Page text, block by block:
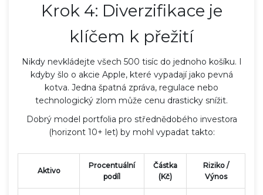
Krok 4: Diverzifikace je
klíčem k přežití
Nikdy nevkládejte všech 500 tisíc do jednoho košíku. I
kdyby šlo o akcie Apple, které vypadají jako pevná
kotva. Jedna špatná zpráva, regulace nebo
technologický zlom může cenu drasticky snížit.
Dobrý model portfolia pro střednědobého investora
(horizont 10+ let) by mohl vypadat takto:
Aktivo
Procentuální
podíl
Částka
(Kč)
Riziko /
Výnos